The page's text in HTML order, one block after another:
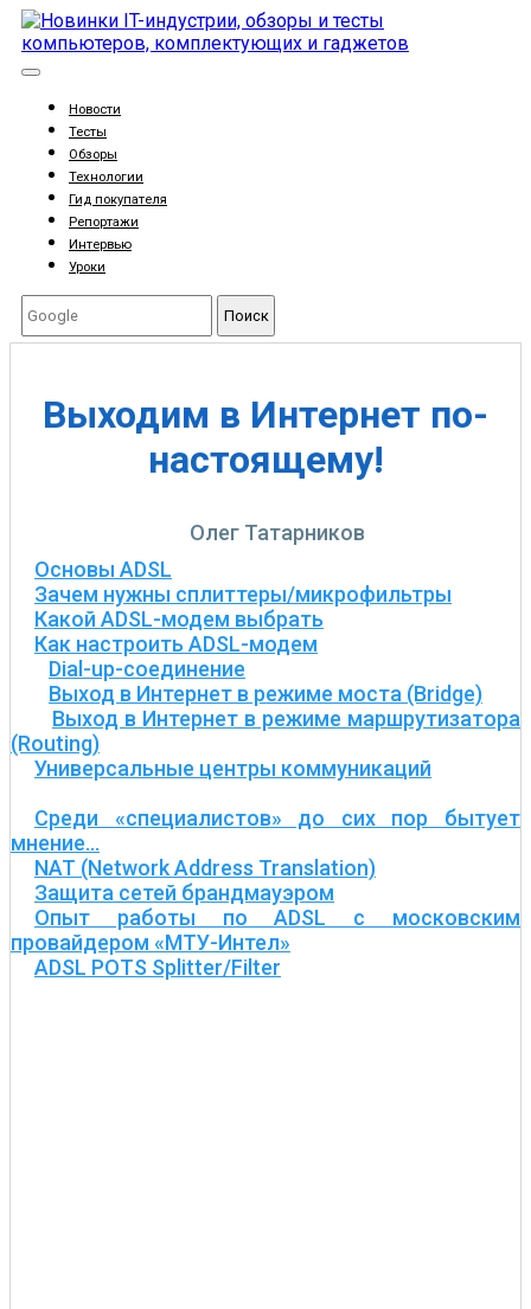
Новости
Тесты
Обзоры
Технологии
Гид покупателя
Репортажи
Интервью
Уроки
Поиск
Выходим в Интернет по-
настоящему!
Олег Татарников
Основы ADSL
Зачем нужны сплиттеры/микрофильтры
Какой ADSL-модем выбрать
Как настроить ADSL-модем
Dial-up-соединение
Выход в Интернет в режиме моста (Bridge)
Выход в Интернет в режиме маршрутизатора
(Routing)
Универсальные центры коммуникаций
Среди «специалистов» до сих пор бытует
мнение...
NAT (Network Address Translation)
Защита сетей брандмауэром
Опыт работы по ADSL с московским
провайдером «МТУ-Интел»
ADSL POTS Splitter/Filter